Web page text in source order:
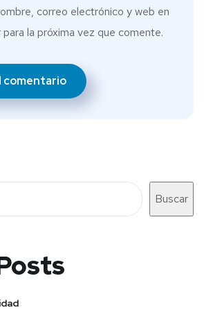
correo electrónico y web en
la próxima vez que comente.
Buscar